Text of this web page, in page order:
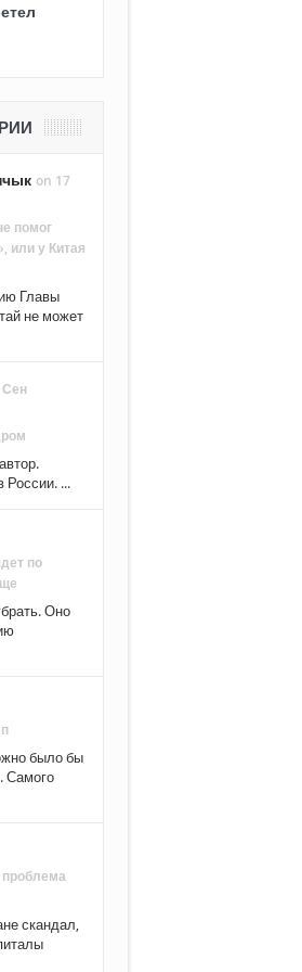
on 17
помог
или у Китая
Главы
не может
Сен
России. ...
по
Оно
было бы
Самого
скандал,